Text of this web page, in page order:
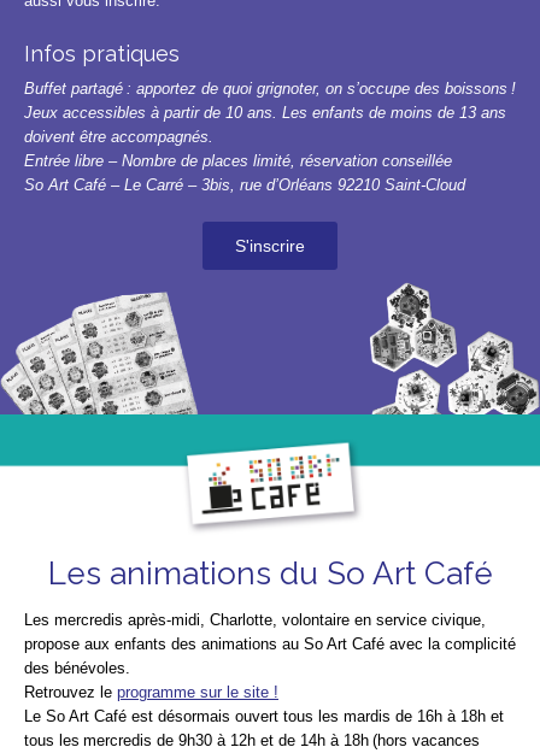
Infos pratiques
Buffet partagé : apportez de quoi grignoter, on s’occupe des boissons !
Jeux accessibles à partir de 10 ans. Les enfants de moins de 13 ans
doivent être accompagnés.
Entrée libre – Nombre de places limité, réservation conseillée
So Art Café – Le Carré – 3bis, rue d’Orléans 92210 Saint-Cloud
S'inscrire
Les animations du So Art Café
Les mercredis après-midi, Charlotte, volontaire en service civique,
propose aux enfants des animations au So Art Café avec la complicité
des bénévoles.
Retrouvez le programme sur le site !
Le So Art Café est désormais ouvert tous les mardis de 16h à 18h et
tous les mercredis de 9h30 à 12h et de 14h à 18h (hors vacances